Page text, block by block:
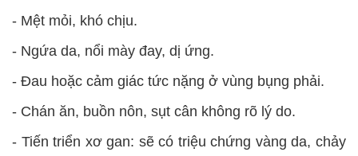
- Mệt mỏi, khó chịu.
- Ngứa da, nổi mày đay, dị ứng.
- Đau hoặc cảm giác tức nặng ở vùng bụng phải.
- Chán ăn, buồn nôn, sụt cân không rõ lý do.
- Tiến triển xơ gan: sẽ có triệu chứng vàng da, chảy